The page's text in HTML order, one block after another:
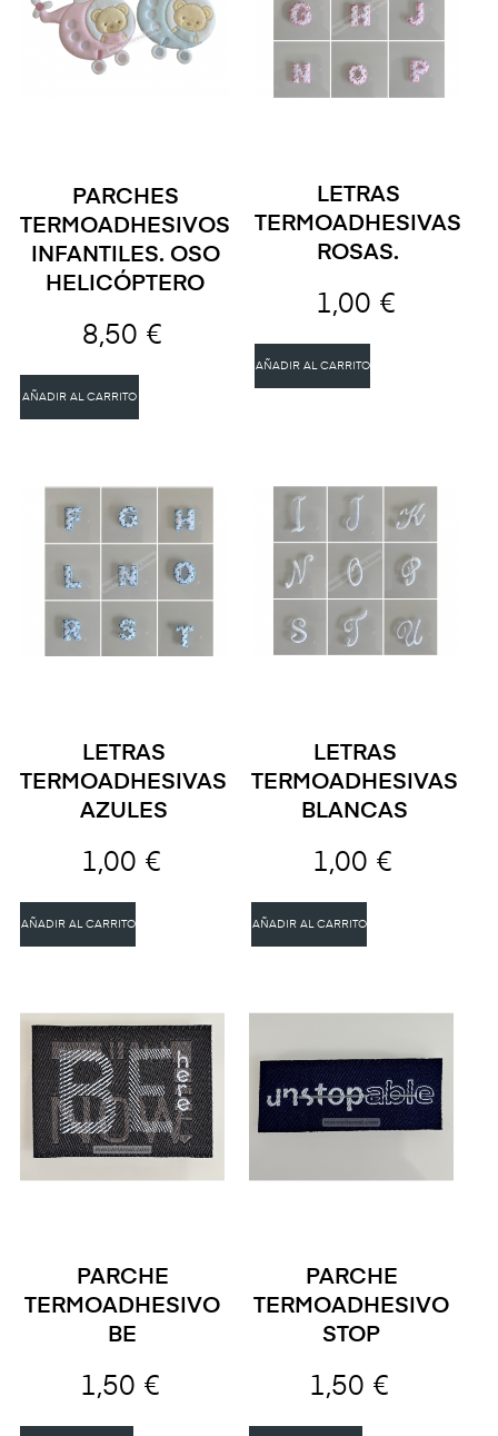
PARCHES
TERMOADHESIVOS
INFANTILES. OSO
HELICÓPTERO
8,50 €
AÑADIR AL CARRITO
LETRAS
TERMOADHESIVAS
ROSAS.
1,00 €
AÑADIR AL CARRITO
LETRAS
TERMOADHESIVAS
AZULES
1,00 €
AÑADIR AL CARRITO
LETRAS
TERMOADHESIVAS
BLANCAS
1,00 €
AÑADIR AL CARRITO
PARCHE
TERMOADHESIVO
BE
1,50 €
PARCHE
TERMOADHESIVO
STOP
1,50 €